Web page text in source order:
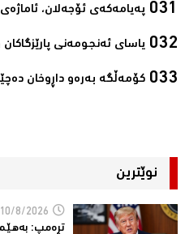
پەیامەکەی ئۆجەلان،
یاسای ئه‌نجومه‌نی
کۆمەڵگە بەرەو داڕوخان
نوێترین
10/8/2026
تڕەمپ: